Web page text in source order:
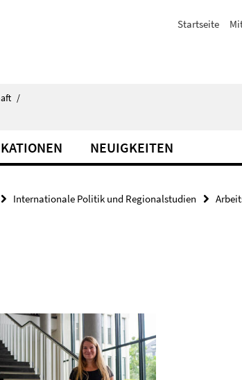
Startseite
/
NEUIGKEITEN
Internationale Politik und Regionalstudien